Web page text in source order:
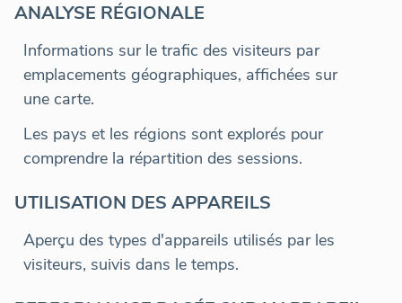
ANALYSE RÉGIONALE
Informations sur le trafic des visiteurs par
emplacements géographiques, affichées sur
une carte.
Les pays et les régions sont explorés pour
comprendre la répartition des sessions.
UTILISATION DES APPAREILS
Aperçu des types d'appareils utilisés par les
visiteurs, suivis dans le temps.